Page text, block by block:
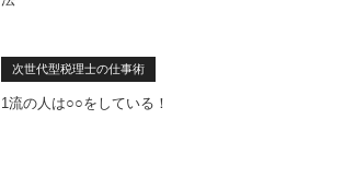
次世代型税理士の仕事術
1流の人は○○をしている！